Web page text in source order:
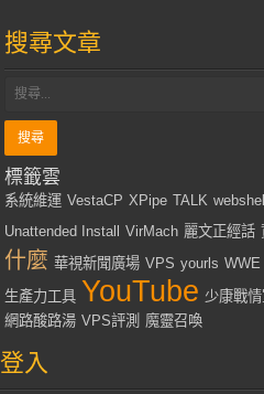
搜尋文章
標籤雲
系統維運 VestaCP XPipe TALK webshell
Unattended Install
VirMach 麗文正經話
什麼 華視新聞廣場 VPS yourls WWE
生產力工具 YouTube 少康戰
網路酸路湯 VPS評測 魔靈召喚
登入